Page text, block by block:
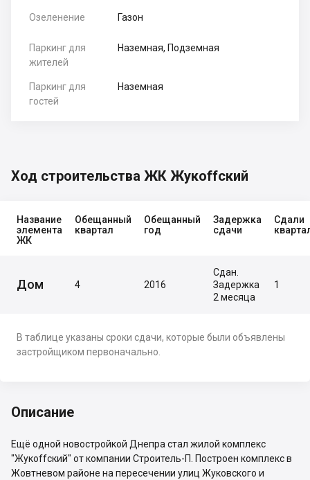
Озеленение Газон
Паркинг для
жителей
Наземная, Подземная
Паркинг для
гостей
Наземная
Ход строительства ЖК Жукоffский
Название
элемента
ЖК
Обещанный
квартал
Обещанный
год
Задержка
сдачи
Сдали
Дом 4 2016
Сдан.
Задержка
2 месяца
1
В таблице указаны сроки сдачи, которые были объявлены
застройщиком первоначально.
Описание
Ещё одной новостройкой Днепра стал жилой комплекс
"Жукоffский" от компании Строитель-П. Построен комплекс в
Жовтневом районе на пересечении улиц Жуковского и